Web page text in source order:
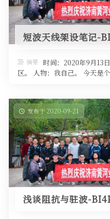
短波天线架设笔记-
摘要
时间：2020年9月13
区。 人物：我自己。 今天是
发布于 2020-09-21
浅谈阻抗与驻波-